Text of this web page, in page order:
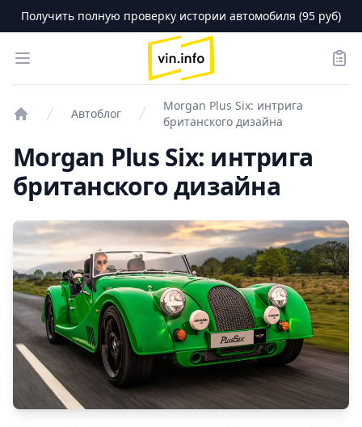
Получить полную проверку истории автомобиля (95 руб)
Open menu
logo
Автоблог
Morgan Plus Six: интрига
британского дизайна
Morgan Plus Six: интрига
британского дизайна